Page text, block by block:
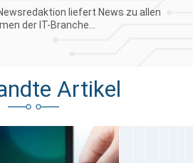
liefert News zu allen
der IT-Branche...
Artikel